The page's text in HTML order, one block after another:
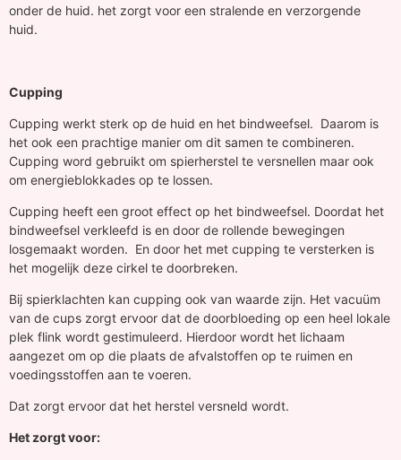
onder de huid. het zorgt voor een stralende en verzorgende
huid.
Cupping
Cupping werkt sterk op de huid en het bindweefsel. Daarom is
het ook een prachtige manier om dit samen te combineren.
Cupping word gebruikt om spierherstel te versnellen maar ook
om energieblokkades op te lossen.
Cupping heeft een groot effect op het bindweefsel. Doordat het
bindweefsel verkleefd is en door de rollende bewegingen
losgemaakt worden. En door het met cupping te versterken is
het mogelijk deze cirkel te doorbreken.
Bij spierklachten kan cupping ook van waarde zijn. Het vacuüm
van de cups zorgt ervoor dat de doorbloeding op een heel lokale
plek flink wordt gestimuleerd. Hierdoor wordt het lichaam
aangezet om op die plaats de afvalstoffen op te ruimen en
voedingsstoffen aan te voeren.
Dat zorgt ervoor dat het herstel versneld wordt.
Het zorgt voor: